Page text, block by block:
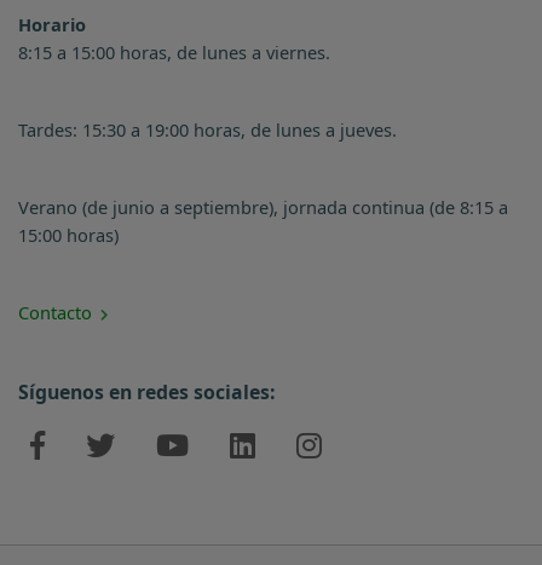
Horario
8:15 a 15:00 horas, de lunes a viernes.
Tardes: 15:30 a 19:00 horas, de lunes a jueves.
Verano (de junio a septiembre), jornada continua (de 8:15 a
15:00 horas)
Contacto
Síguenos en redes sociales: